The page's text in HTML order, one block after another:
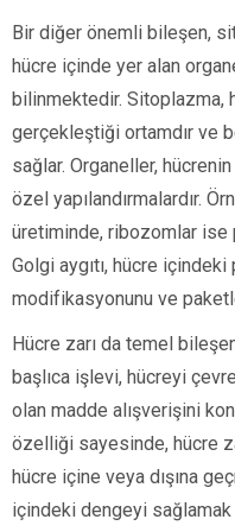
Bir diğer önemli bileşen,
hücre içinde yer alan
bilinmektedir. Sitoplazma,
gerçekleştiği ortamdır ve
sağlar. Organeller,
özel yapılandırmalardır.
üretiminde, ribozomlar ise
Golgi aygıtı, hücre
modifikasyonunu ve
Hücre zarı da temel
başlıca işlevi, hücreyi
olan madde alışverişini
özelliği sayesinde, hücre
hücre içine veya dışına
içindeki dengeyi